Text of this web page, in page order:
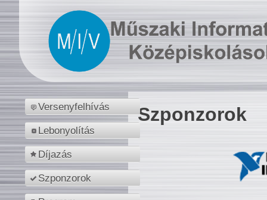
Versenyfelhívás
Lebonyolítás
Díjazás
Szponzorok
Szponzorok